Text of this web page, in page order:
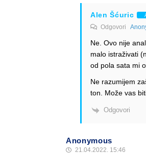
Alen Šćuric
Odgovori
Ne. Ovo nije
malo istraživati
od pola sata mi
Ne razumijem
ton. Može vas
Odgovori
Anonymous
21.04.2022. 15:46